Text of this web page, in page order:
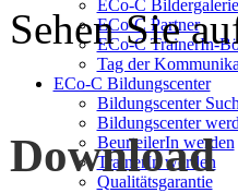
ECo-C Bildergalerie
ECo-C Partner
ECo-C TrainerIn-
Tag der
ECo-C Bildungscenter
Bildungscenter
Bildungscenter
BeurteilerIn werden
TrainerIn werden
Qualitätsgarantie
Sehen Sie
Download